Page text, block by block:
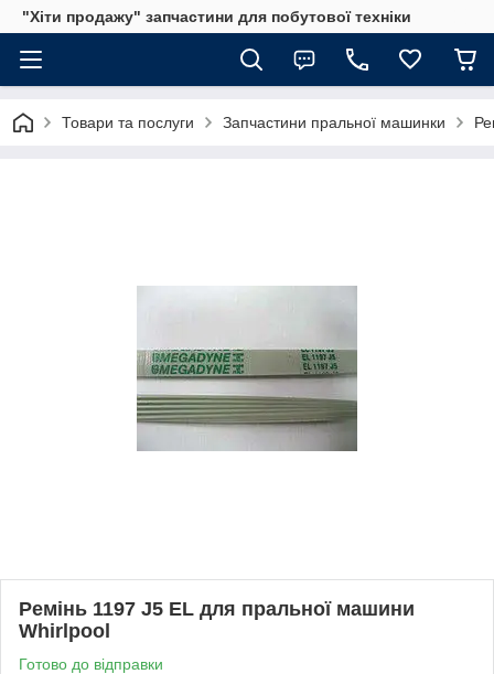
"Хіти продажу" запчастини для побутової техніки
Товари та послуги Запчастини пральної машинки
Ремінь 1197 J5 EL для пральної машини
Whirlpool
Готово до відправки